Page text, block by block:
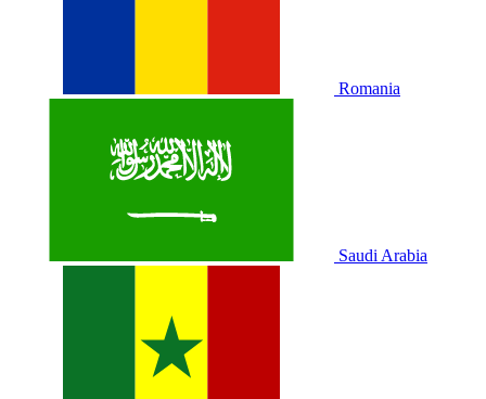
Romania
Saudi Arabia